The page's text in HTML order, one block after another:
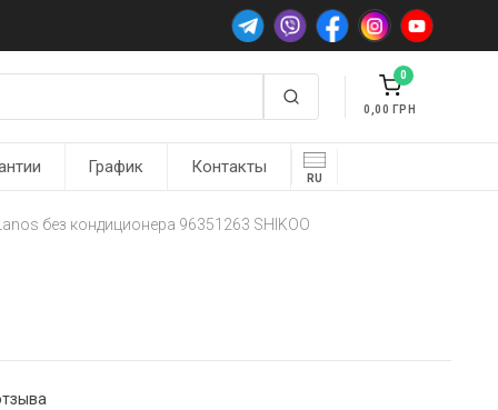
0
0,00
График Контакты
RU
без кондиционера 96351263 SHIKOO